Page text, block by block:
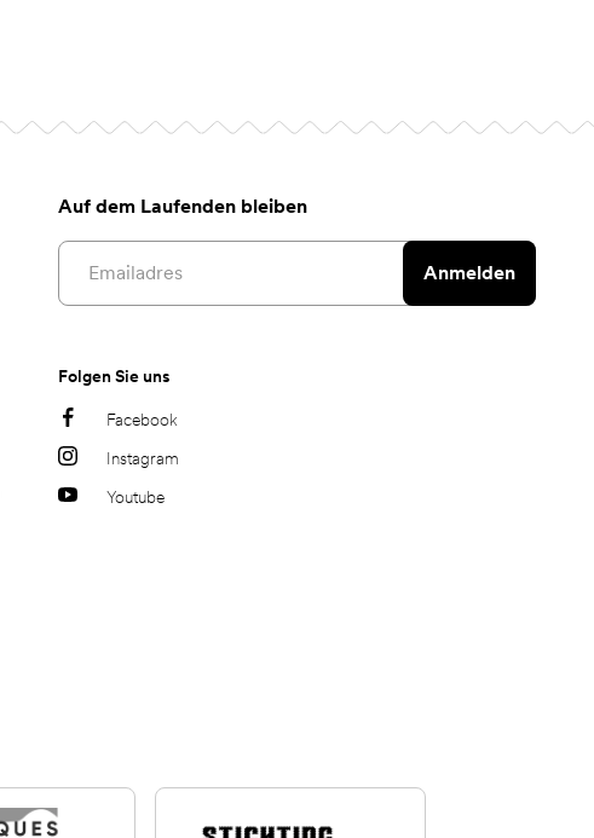
Auf dem Laufenden bleiben
Email address
Anmelden
Folgen Sie uns
Facebook
Instagram
Youtube